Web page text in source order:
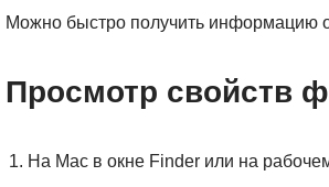
Можно быстро получить информацию
Просмотр свойств
На Mac в окне Finder или на